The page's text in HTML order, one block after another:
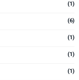
(1)
(6)
(1)
(1)
(1)